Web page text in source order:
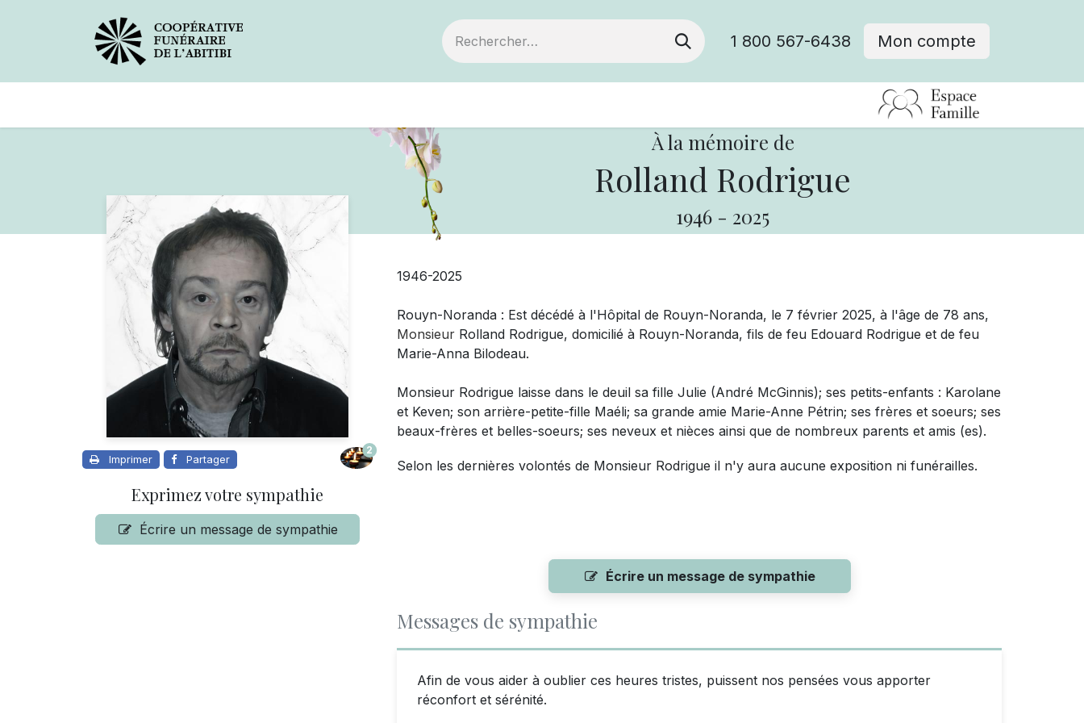
1 800 567-6438 Mon compte
À la mémoire de
Rolland Rodrigue
1946 - 2025
Imprimer Partager
2
Exprimez votre sympathie
Écrire un message de sympathie
1946-2025
Rouyn-Noranda : Est décédé à l'Hôpital de Rouyn-Noranda, le 7 février 2025, à l'âge de 78 ans,
Monsieur Rolland Rodrigue, domicilié à Rouyn-Noranda, fils de feu Edouard Rodrigue et de feu
Marie-Anna Bilodeau.
Monsieur Rodrigue laisse dans le deuil sa fille Julie (André McGinnis); ses petits-enfants : Karolane
et Keven; son arrière-petite-fille Maéli; sa grande amie Marie-Anne Pétrin; ses frères et soeurs; ses
beaux-frères et belles-soeurs; ses neveux et nièces ainsi que de nombreux parents et amis (es).
Selon les dernières volontés de Monsieur Rodrigue il n'y aura aucune exposition ni funérailles.
Écrire un message de sympathie
Messages de sympathie
Afin de vous aider à oublier ces heures tristes, puissent nos pensées vous apporter
réconfort et sérénité.